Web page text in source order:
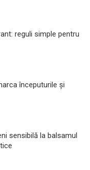
reguli simple pentru
începuturile și
sensibilă la balsamul